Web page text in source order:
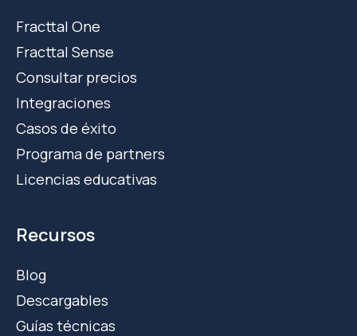
Fracttal One
Fracttal Sense
Consultar precios
Integraciones
Casos de éxito
Programa de partners
Licencias educativas
Recursos
Blog
Descargables
Guías técnicas